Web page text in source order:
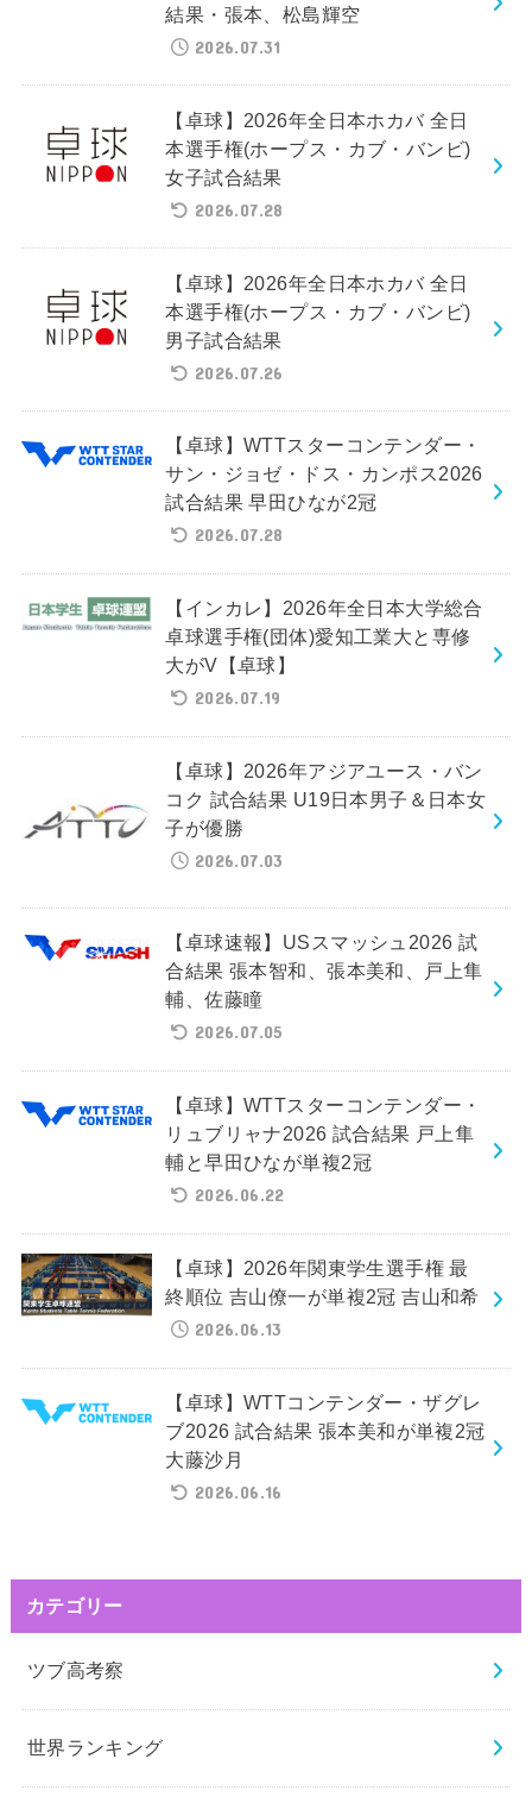
結果・張本、松島輝空
2026.07.31
【卓球】2026年全日本ホカバ 全日
本選手権(ホープス・カブ・バンビ)
女子試合結果
2026.07.28
【卓球】2026年全日本ホカバ 全日
本選手権(ホープス・カブ・バンビ)
男子試合結果
2026.07.26
【卓球】WTTスターコンテンダー・
サン・ジョゼ・ドス・カンポス2026
試合結果 早田ひなが2冠
2026.07.28
【インカレ】2026年全日本大学総合
卓球選手権(団体)愛知工業大と専修
大がV【卓球】
2026.07.19
【卓球】2026年アジアユース・バン
コク 試合結果 U19日本男子＆日本女
子が優勝
2026.07.03
【卓球速報】USスマッシュ2026 試
合結果 張本智和、張本美和、戸上隼
輔、佐藤瞳
2026.07.05
【卓球】WTTスターコンテンダー・
リュブリャナ2026 試合結果 戸上隼
輔と早田ひなが単複2冠
2026.06.22
【卓球】2026年関東学生選手権 最
終順位 吉山僚一が単複2冠 吉山和希
2026.06.13
【卓球】WTTコンテンダー・ザグレ
ブ2026 試合結果 張本美和が単複2冠
大藤沙月
2026.06.16
カテゴリー
ツブ高考察
世界ランキング